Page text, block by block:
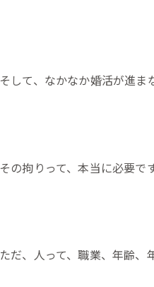
そして、なかなか婚活が進
その拘りって、本当に必要で
ただ、人って、職業、年齢、